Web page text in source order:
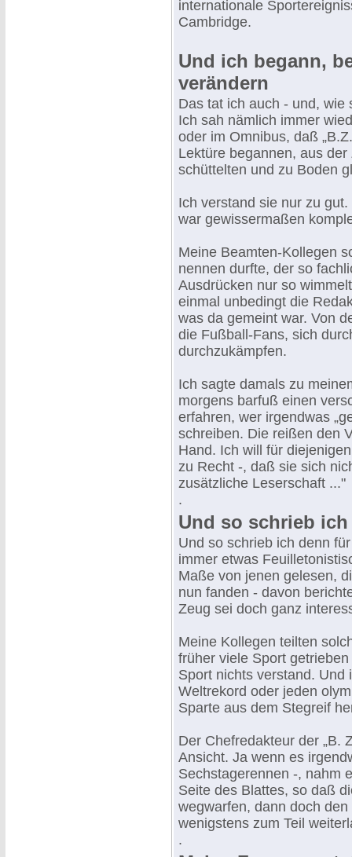
internationale
Cambridge.
Und ich begann,
verändern
Das tat ich auch - und, wie
Ich sah nämlich immer
oder im Omnibus, daß
Lektüre begannen, aus
schüttelten und zu Boden
Ich verstand sie nur zu
war gewissermaßen
Meine Beamten-Kollegen
nennen durfte, der so
Ausdrücken nur so
einmal unbedingt die
was da gemeint war. Von
die Fußball-Fans, sich
durchzukämpfen.
Ich sagte damals zu
morgens barfuß einen
erfahren, wer irgendwas
schreiben. Die reißen den
Hand. Ich will für
zu Recht -, daß sie sich
zusätzliche Leserschaft ..."
.
Und so schrieb
Und so schrieb ich denn
immer etwas
Maße von jenen gelesen,
nun fanden - davon
Zeug sei doch ganz
Meine Kollegen teilten
früher viele Sport
Sport nichts verstand. Und
Weltrekord oder jeden
Sparte aus dem Stegreif
Der Chefredakteur der „B.
Ansicht. Ja wenn es
Sechstagerennen -, nahm
Seite des Blattes, so daß
wegwarfen, dann doch
wenigstens zum Teil
.